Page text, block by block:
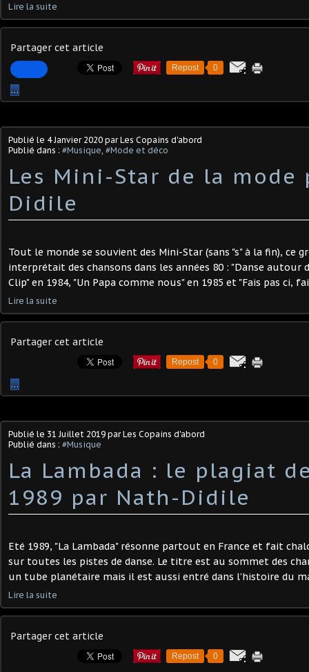
Lire la suite
Partager cet article
Repost 0
…
Publié le 4 Janvier 2020 par Les Copains d'abord
Publié dans : #Musique #Mode et déco
Les Mini-Star de la mode
Didile
Tout le monde se souvient des Mini-Star (sans "s" à la fin), ce
interprétait des chansons dans les années 80 : "Danse autour
Clip" en 1984, "Un Papa comme nous" en 1985 et "Fais pas ci,
Lire la suite
Partager cet article
Repost 0
…
Publié le 31 Juillet 2019 par Les Copains d'abord
Publié dans : #Musique
La Lambada : le plagiat
1989 par Nath-Didile
Eté 1989, "La Lambada" résonne partout en France et fait
sur toutes les pistes de danse. Le titre est au sommet des
un tube planétaire mais il est aussi entré dans l’histoire du
Lire la suite
Partager cet article
Repost 0